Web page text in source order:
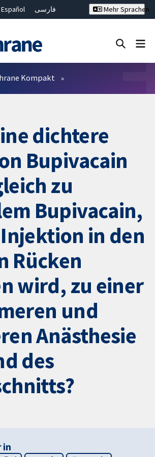
Español
فارسی
繁體中文
Mehr Sprachen
Kompakt
dichtere
Bupivacain
zu
Bupivacain,
in den
Rücken
wird, zu einer
und
Anästhesie
des
in